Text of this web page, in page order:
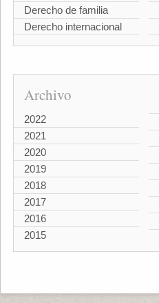
Derecho de familia
Derecho internacional
Archivo
2022
2021
2020
2019
2018
2017
2016
2015